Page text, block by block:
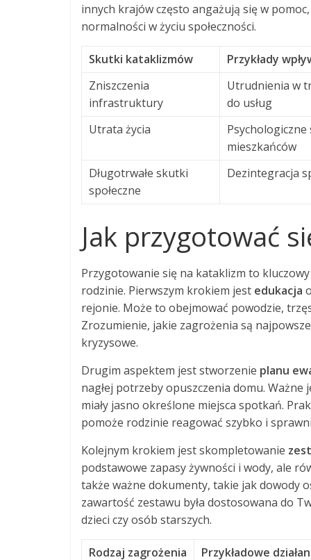
innych krajów często angażują się w
normalności w życiu społeczności.
Skutki kataklizmów
Przykłady
Zniszczenia
infrastruktury
Utrudnienia w
do usług
Utrata życia
mieszkańców
Długotrwałe skutki
społeczne
Dezintegracja
Jak przygotować
Przygotowanie się na kataklizm to
rodzinie. Pierwszym krokiem jest edukacja
rejonie. Może to obejmować powodzie,
Zrozumienie, jakie zagrożenia są
kryzysowe.
Drugim aspektem jest stworzenie planu
nagłej potrzeby opuszczenia domu.
miały jasno określone miejsca spotkań.
pomoże rodzinie reagować szybko i
Kolejnym krokiem jest skompletowanie
podstawowe zapasy żywności i wody, ale
także ważne dokumenty, takie jak dowody
zawartość zestawu była dostosowana do
dzieci czy osób starszych.
Rodzaj zagrożenia Przykładowe